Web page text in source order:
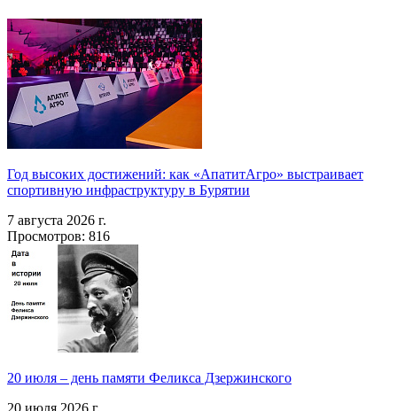
Год высоких достижений: как «АпатитАгро» выстраивает
спортивную инфраструктуру в Бурятии
7 августа 2026 г.
Просмотров: 816
20 июля – день памяти Феликса Дзержинского
20 июля 2026 г.